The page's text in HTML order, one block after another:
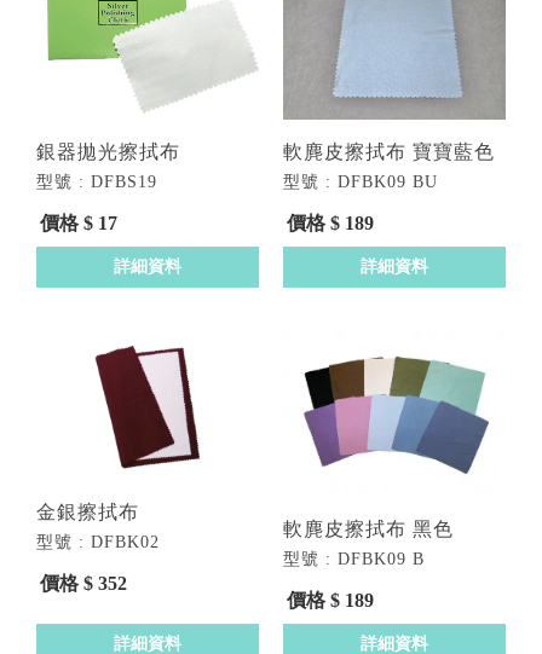
銀器拋光擦拭布
型號 : DFBS19
價格 $ 17
詳細資料
軟麂皮擦拭布 寶寶藍色
型號 : DFBK09 BU
價格 $ 189
詳細資料
金銀擦拭布
型號 : DFBK02
價格 $ 352
詳細資料
軟麂皮擦拭布 黑色
型號 : DFBK09 B
價格 $ 189
詳細資料